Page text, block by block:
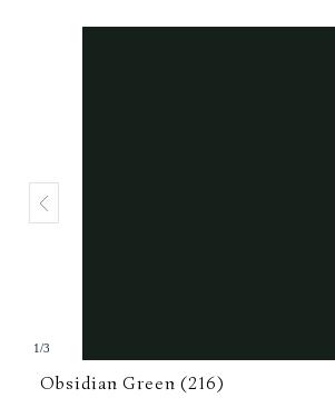
1/3
Obsidian Green (216)